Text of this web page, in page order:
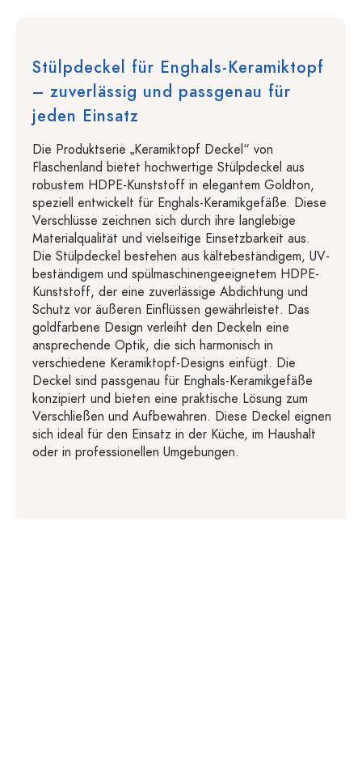
Stülpdeckel für Enghals-Keramiktopf
– zuverlässig und passgenau für
jeden Einsatz
Die Produktserie „Keramiktopf Deckel“ von
Flaschenland bietet hochwertige Stülpdeckel aus
robustem HDPE-Kunststoff in elegantem Goldton,
speziell entwickelt für Enghals-Keramikgefäße. Diese
Verschlüsse zeichnen sich durch ihre langlebige
Materialqualität und vielseitige Einsetzbarkeit aus.
Die Stülpdeckel bestehen aus kältebeständigem, UV-
beständigem und spülmaschinengeeignetem HDPE-
Kunststoff, der eine zuverlässige Abdichtung und
Schutz vor äußeren Einflüssen gewährleistet. Das
goldfarbene Design verleiht den Deckeln eine
ansprechende Optik, die sich harmonisch in
verschiedene Keramiktopf-Designs einfügt. Die
Deckel sind passgenau für Enghals-Keramikgefäße
konzipiert und bieten eine praktische Lösung zum
Verschließen und Aufbewahren. Diese Deckel eignen
sich ideal für den Einsatz in der Küche, im Haushalt
oder in professionellen Umgebungen.